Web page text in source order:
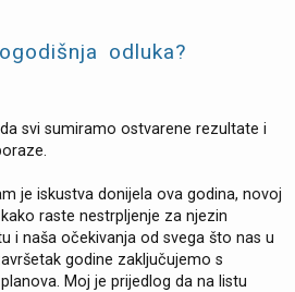
odluka?
svi sumiramo ostvarene rezultate i
je iskustva donijela ova godina, novoj
raste nestrpljenje za njezin
i naša očekivanja od svega što nas u
godine zaključujemo s
Moj je prijedlog da na listu